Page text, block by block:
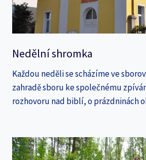
Nedělní shromka
Každou neděli se scházíme ve
zahradě sboru ke společnému
rozhovoru nad biblí, o prázdninách